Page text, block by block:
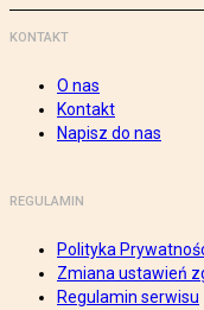
KONTAKT
O nas
Kontakt
Napisz do nas
REGULAMIN
Polityka
Zmiana ustawień
Regulamin serwisu